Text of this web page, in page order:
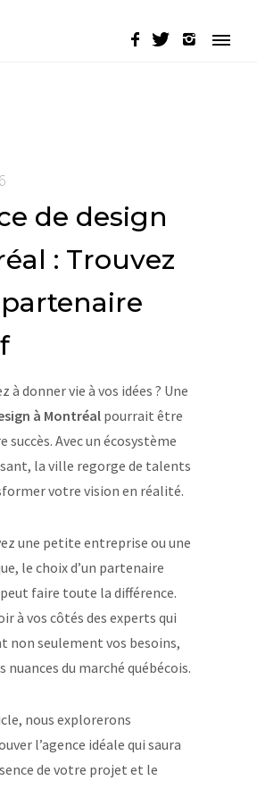
de design
: Trouvez
à donner vie à vos idées ? Une
à Montréal pourrait être
succès. Avec un écosystème
la ville regorge de talents
votre vision en réalité.
une petite entreprise ou une
le choix d’un partenaire
faire toute la différence.
à vos côtés des experts qui
non seulement vos besoins,
nuances du marché québécois.
nous explorerons
l’agence idéale qui saura
de votre projet et le